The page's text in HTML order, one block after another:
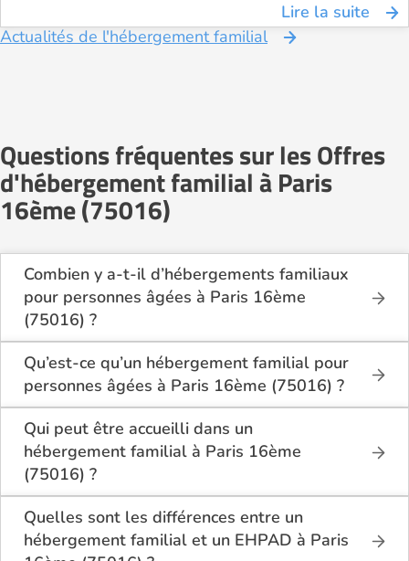
Lire la suite
Actualités de l'hébergement familial
Questions fréquentes sur les Offres
d'hébergement familial à Paris
16ème (75016)
Combien y a-t-il d’hébergements familiaux
pour personnes âgées à Paris 16ème
(75016) ?
Sur Logement-seniors.com, on recense actuellement
1 hébergements familiaux pour personnes âgées à
Paris 16ème (75016) en 2026.
Ces structures offrent un cadre de vie chaleureux et
sécurisant, idéal pour les seniors souhaitant vivre
dans un environnement plus intime que celui d’un
établissement collectif.
Qu’est-ce qu’un hébergement familial pour
personnes âgées à Paris 16ème (75016) ?
L’hébergement familial permet à une personne âgée
d’être accueillie au domicile d’un accueillant familial
agréé par le département.
Elle y bénéficie d’un cadre de vie convivial, de repas
partagés, d’une présence quotidienne et d’un
accompagnement personnalisé, tout en conservant
une grande autonomie.
Qui peut être accueilli dans un
hébergement familial à Paris 16ème
(75016) ?
Ce mode d’accueil s’adresse aux personnes âgées
de plus de 60 ans, seules ou en couple, qui
souhaitent vivre dans un cadre familial plutôt que
dans une structure médicalisée. Les personnes en
Quelles sont les différences entre un
hébergement familial et un EHPAD à Paris